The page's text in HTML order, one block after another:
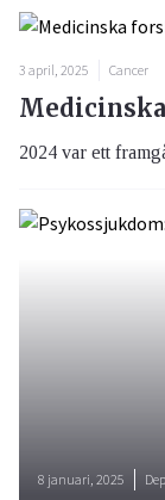
3 april, 2025 Cancer
2024 var ett
8 januari, 2025